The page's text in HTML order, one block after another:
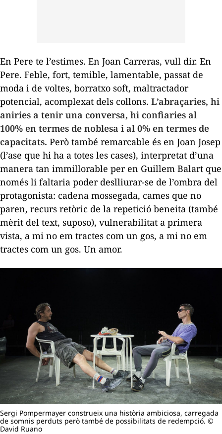
En Pere te l’estimes. En Joan Carreras, vull dir. En
Pere. Feble, fort, temible, lamentable, passat de
moda i de voltes, borratxo soft, maltractador
potencial, acomplexat dels collons. L’abraçaries, hi
aniries a tenir una conversa, hi confiaries al
100% en termes de noblesa i al 0% en termes de
capacitats. Però també remarcable és en Joan Josep
(l’ase que hi ha a totes les cases), interpretat d’una
manera tan immillorable per en Guillem Balart que
només li faltaria poder deslliurar-se de l’ombra del
protagonista: cadena mossegada, cames que no
paren, recurs retòric de la repetició beneita (també
mèrit del text, suposo), vulnerabilitat a primera
vista, a mi no em tractes com un gos, a mi no em
tractes com un gos. Un amor.
Sergi Pompermayer construeix una història ambiciosa, carregada
de somnis perduts però també de possibilitats de redempció. ©
David Ruano